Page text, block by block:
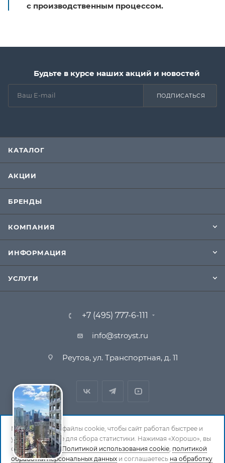
с производственным процессом.
Будьте в курсе наших акций и новостей
ПОДПИСАТЬСЯ
КАТАЛОГ
АКЦИИ
БРЕНДЫ
КОМПАНИЯ
ИНФОРМАЦИЯ
УСЛУГИ
+7 (495) 777-6-111
info@stroyst.ru
Реутов, ул. Транспортная, д. 11
© 1994-2026 СтройСистема. Все права защищены. При
копировании материалов ссылка на страницу-
Мы используем файлы cookie, чтобы сайт работал быстрее и
удобнее, а также для сбора статистики. Нажимая «Хорошо», вы
соглашаетесь сПолитикой использования cookie, политикой
обработки персональных данных и соглашаетесь на обработку